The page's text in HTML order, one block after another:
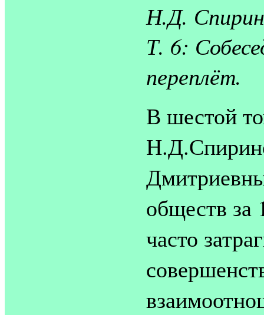
Н.Д.
Т. 6:
переплёт.
В шестой
обществ за
часто